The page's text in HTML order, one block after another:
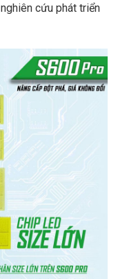
cứu phát triển